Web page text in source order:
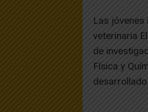
Las
veterinaria
de
Física y